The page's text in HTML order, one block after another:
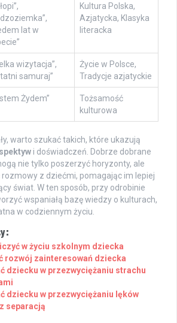
lat w
Kultura Polska,
Azjatycka, Klasyka
literacka
wizytacja”,
samuraj”
Życie w Polsce,
Tradycje azjatyckie
Żydem”
Tożsamość
kulturowa
warto szukać takich, które ukazują
i doświadczeń. Dobrze dobrane
nie tylko poszerzyć horyzonty, ale
z dziećmi, pomagając im lepiej
świat. W ten sposób, przy odrobinie
wspaniałą bazę wiedzy o kulturach,
w codziennym życiu.
w życiu szkolnym dziecka
rozwój zainteresowań dziecka
dziecku w przezwyciężaniu strachu
dziecku w przezwyciężaniu lęków
separacją